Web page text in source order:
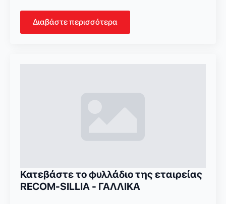
Διαβάστε περισσότερα
Κατεβάστε το φυλλάδιο της εταιρείας
RECOM-SILLIA - ΓΑΛΛΙΚΑ